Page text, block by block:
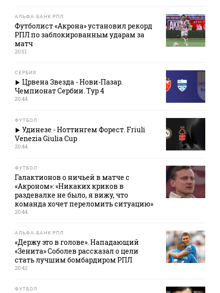
АЛЬФА-БАНК РПЛ
Футболист «Акрона» установил рекорд
РПЛ по заблокированным ударам за
матч
20:51
СЕРБИЯ
Црвена Звезда - Нови-Пазар.
Чемпионат Сербии. Тур 4
20:44
ФУТБОЛ
Удинезе - Ноттингем Форест. Friuli
Venezia Giulia Cup
20:44
ФУТБОЛ
Галактионов о ничьей в матче с
«Акроном»: «Никаких криков в
раздевалке не было, я вижу, что
команда хочет переломить ситуацию»
20:44
АЛЬФА-БАНК РПЛ
«Держу это в голове». Нападающий
«Зенита» Соболев рассказал о цели
стать лучшим бомбардиром РПЛ
20:42
ФУТБОЛ